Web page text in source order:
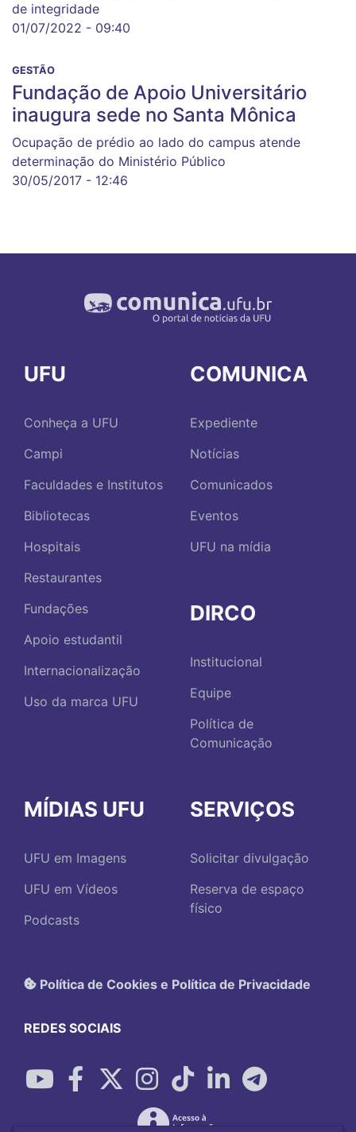
de integridade
01/07/2022 - 09:40
GESTÃO
Fundação de Apoio Universitário
inaugura sede no Santa Mônica
Ocupação de prédio ao lado do campus atende
determinação do Ministério Público
30/05/2017 - 12:46
UFU
Conheça a UFU
Campi
Faculdades e Institutos
Bibliotecas
Hospitais
Restaurantes
Fundações
Apoio estudantil
Internacionalização
Uso da marca UFU
COMUNICA
Expediente
Notícias
Comunicados
Eventos
UFU na mídia
DIRCO
Institucional
Equipe
Política de
Comunicação
MÍDIAS UFU
UFU em Imagens
UFU em Vídeos
Podcasts
SERVIÇOS
Solicitar divulgação
Reserva de espaço
físico
Política de Cookies e Política de Privacidade
REDES SOCIAIS